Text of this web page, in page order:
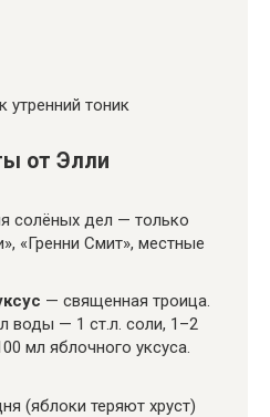
тоник
от Элли
солёных дел — только
«Гренни Смит», местные
— священная троица.
воды — 1 ст.л. соли, 1–2
мл яблочного уксуса.
(яблоки теряют хруст)